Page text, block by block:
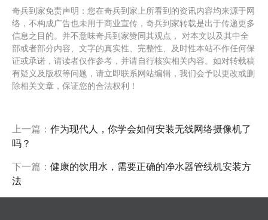
奇兵到家免责声明：您在奇兵到家上所看到的资讯内容均来源于网
络，不构成广告也未用于商业宣传，奇兵到家转载是出于传递更多
信息之目的。并不意味奇兵到家赞同其观点， 对本文以及其中全
部或者部分内容、文字的真实性、完整性、及时性本站不作任何保
证或承诺，请读者仅作参考，并请自行核实相关内容。如对转载稿
有疑义及版权等问题，请立即联系网站编辑，我们会予以更改或删
除相关文章，保证您的合法权利！
上一篇： 作为现代人，你学会如何安装无线网络摄像机了
吗？
下一篇： 健康的饮用水，需要正确的净水器管线机安装方
法